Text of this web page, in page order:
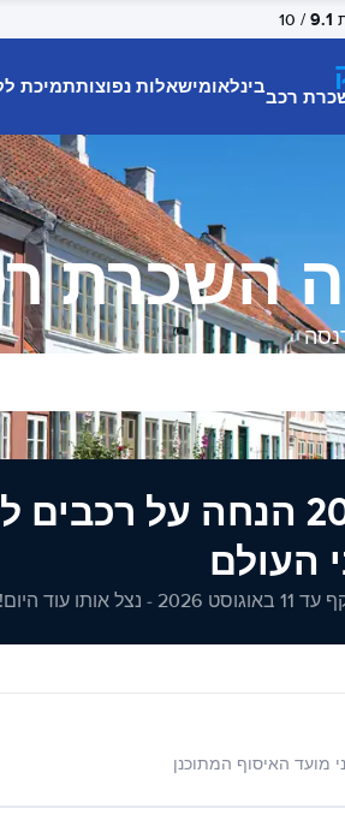
9.1
/ 10
רכבבינלאומישאלות נפוצותתמיכת
השכרת
עד 20% הנחה על
העולם
אותו עוד היום!